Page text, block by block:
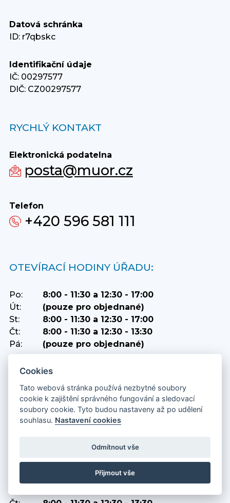
Datová schránka
ID: r7qbskc
Identifikační údaje
IČ: 00297577
DIČ: CZ00297577
RYCHLÝ KONTAKT
Elektronická podatelna
posta@muor.cz
Telefon
+420 596 581 111
OTEVÍRACÍ HODINY ÚŘADU:
Po:
8:00 - 11:30 a 12:30 - 17:00
Út:
(pouze pro objednané)
St:
8:00 - 11:30 a 12:30 - 17:00
Čt:
8:00 - 11:30 a 12:30 - 13:30
Pá:
(pouze pro objednané)
PODATELNA
Po, st:
8:00 - 11:30 a 12:30 - 17:00
Út, čt, pá:
8:00 - 11:30 a 12:30 - 13:30
Po:
8:00 - 11:30 a 12:30 - 13:30
Cookies
Tato webová stránka používá nezbytné soubory
cookie k zajištění správného fungování a sledovací
soubory cookie. Tyto budou nastaveny až po udělení
souhlasu. Nastavení cookies
Odmítnout vše
Přijmout vše